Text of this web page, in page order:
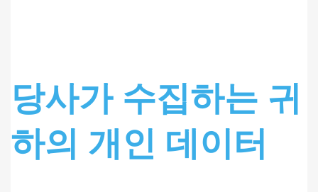
당사가 수집하는 귀
하의 개인 데이터